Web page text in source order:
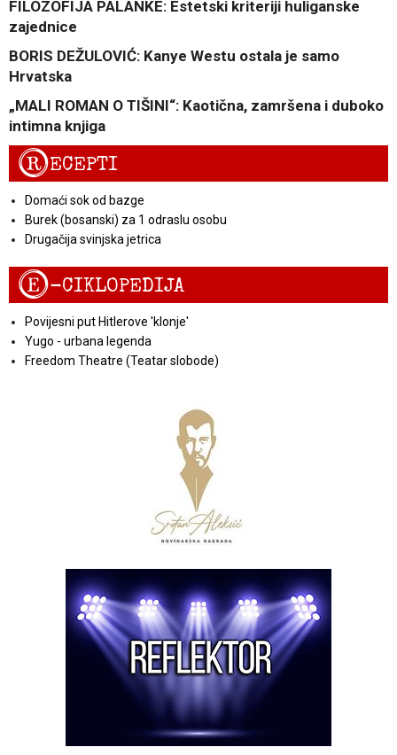
FILOZOFIJA PALANKE: Estetski kriteriji huliganske
zajednice
BORIS DEŽULOVIĆ: Kanye Westu ostala je samo
Hrvatska
„MALI ROMAN O TIŠINI“: Kaotična, zamršena i duboko
intimna knjiga
RECEPTI
Domaći sok od bazge
Burek (bosanski) za 1 odraslu osobu
Drugačija svinjska jetrica
E-CIKLOPEDIJA
Povijesni put Hitlerove 'klonje'
Yugo - urbana legenda
Freedom Theatre (Teatar slobode)